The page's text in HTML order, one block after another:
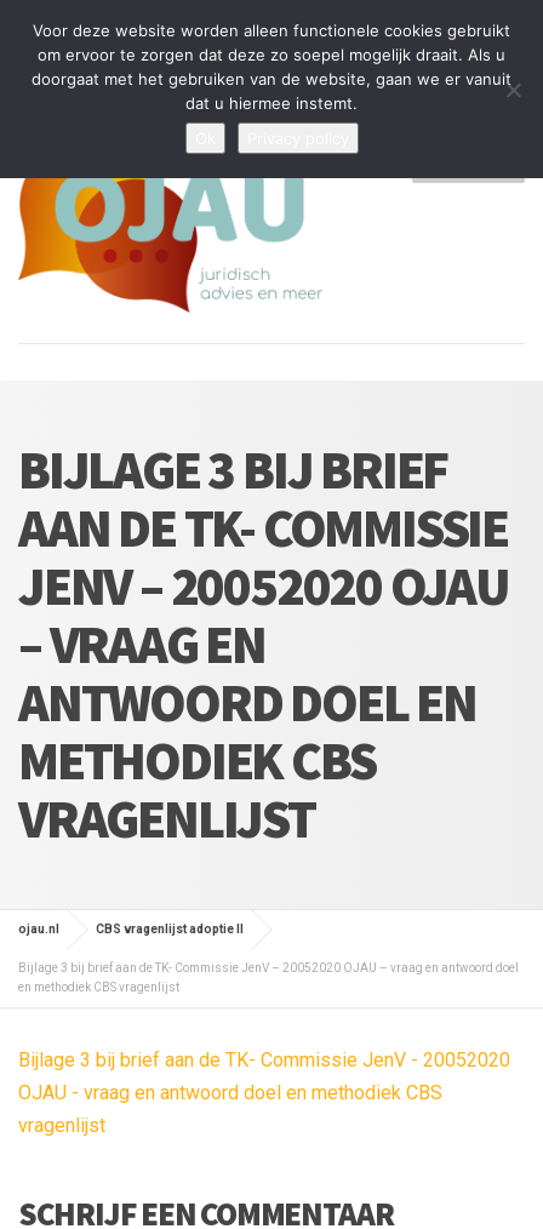
Tijdelijke stop: wegens drukte kan ik beperkt nieuwe zaken aannemen
en vragen beantwoorden
Algemene Voorwaarden
Disclaimer Privacybeleid
BIJLAGE 3 BIJ BRIEF
AAN DE TK- COMMISSIE
JENV – 20052020 OJAU
– VRAAG EN
ANTWOORD DOEL EN
METHODIEK CBS
VRAGENLIJST
ojau.nl CBS vragenlijst adoptie II
Bijlage 3 bij brief aan de TK- Commissie JenV – 20052020 OJAU – vraag en antwoord doel
en methodiek CBS vragenlijst
Bijlage 3 bij brief aan de TK- Commissie JenV - 20052020
OJAU - vraag en antwoord doel en methodiek CBS
vragenlijst
SCHRIJF EEN COMMENTAAR
Voor deze website worden alleen functionele cookies gebruikt
om ervoor te zorgen dat deze zo soepel mogelijk draait. Als u
doorgaat met het gebruiken van de website, gaan we er vanuit
dat u hiermee instemt.